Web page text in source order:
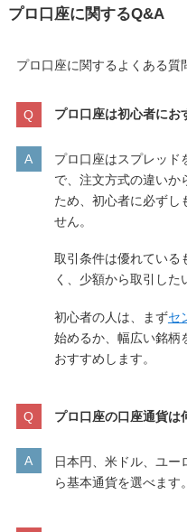
プロ口座に関するQ&A
プロ口座に関するよくある質
プロ口座は初心者にお
プロ口座はスプレッド
で、注文方式の違いか
ため、初心者に必ずし
せん。
取引条件は優れている
く、少額から取引した
初心者の人は、まずセ
始めるか、幅広い銘柄
おすすめします。
プロ口座の口座通貨は
日本円、米ドル、ユ
ら基本通貨を選べます。